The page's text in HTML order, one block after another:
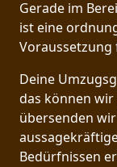
Gerade im
ist eine
Deine
das können
übersenden
Bedürfnissen